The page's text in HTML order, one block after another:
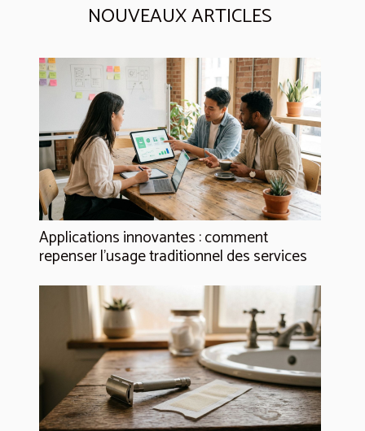
NOUVEAUX ARTICLES
Applications innovantes : comment
repenser l’usage traditionnel des services